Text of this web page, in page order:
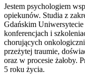
Jestem psychologiem
opiekunów. Studia z
Gdańskim
konferencjach i
chorujących
przeżytej traumie,
oraz w procesie żałoby.
5 roku życia.